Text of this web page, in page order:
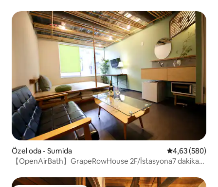
Özel oda - Sumida 5 üzerinden
4,63 (580)
【OpenAirBath】GrapeRowHouse 2F/İstasyona7 dakika